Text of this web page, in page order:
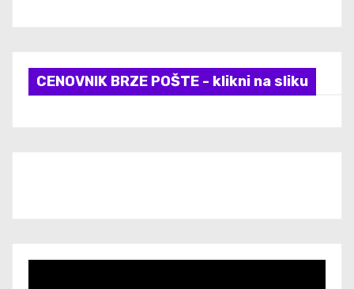
CENOVNIK BRZE POŠTE - klikni na sliku